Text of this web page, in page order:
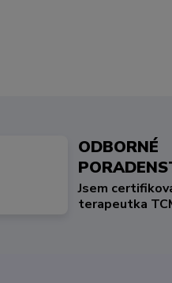
ODBORNÉ
Jsem
terapeutka